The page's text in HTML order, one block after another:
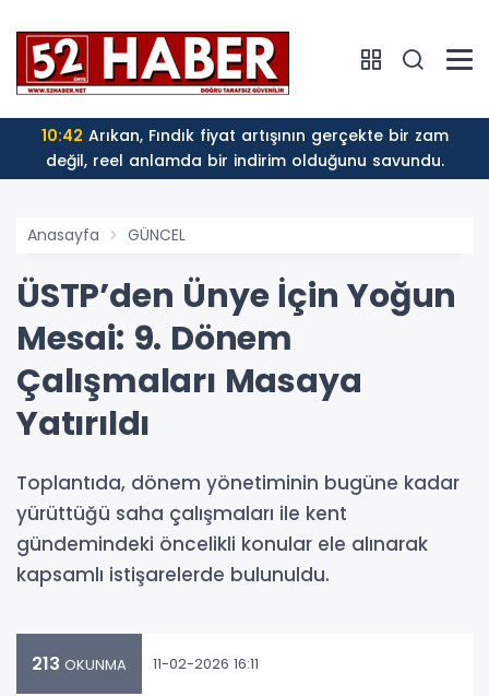
10:42
değil, reel anlamda bir indirim olduğunu savundu.
Anasayfa GÜNCEL
ÜSTP’den Ünye İçin Yoğun
Mesai: 9. Dönem
Çalışmaları Masaya
Yatırıldı
Toplantıda, dönem yönetiminin bugüne kadar
yürüttüğü saha çalışmaları ile kent
gündemindeki öncelikli konular ele alınarak
kapsamlı istişarelerde bulunuldu.
213 OKUNMA 11-02-2026 16:11